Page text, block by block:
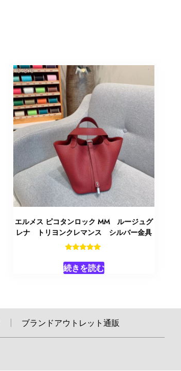
エルメス ピコタンロック MM ルージュグ
レナ トリヨンクレマンス シルバー金具
5.00
の評価
続きを読む
ブランドアウトレット通販